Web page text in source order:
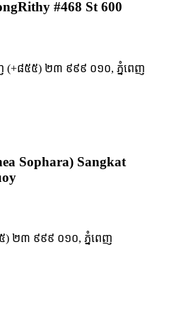
#468 St 600
ញ (+៨៥៥) ២៣ ៩៩៩ ០១០, ភ្នំពេញ
Sophara) Sangkat
៥) ២៣ ៩៩៩ ០១០, ភ្នំពេញ